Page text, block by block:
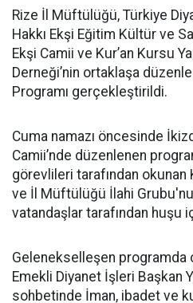
Rize İl Müftülüğü, Türkiye
Hakkı Ekşi Eğitim Kültür ve
Ekşi Camii ve Kur’an Kursu
Derneği’nin ortaklaşa
Programı gerçekleştirildi.
Cuma namazı öncesinde
Camii’nde düzenlenen
görevlileri tarafından okunan
ve İl Müftülüğü İlahi
vatandaşlar tarafından huşu
Gelenekselleşen programda
Emekli Diyanet İşleri Başkan
sohbetinde İman, ibadet ve